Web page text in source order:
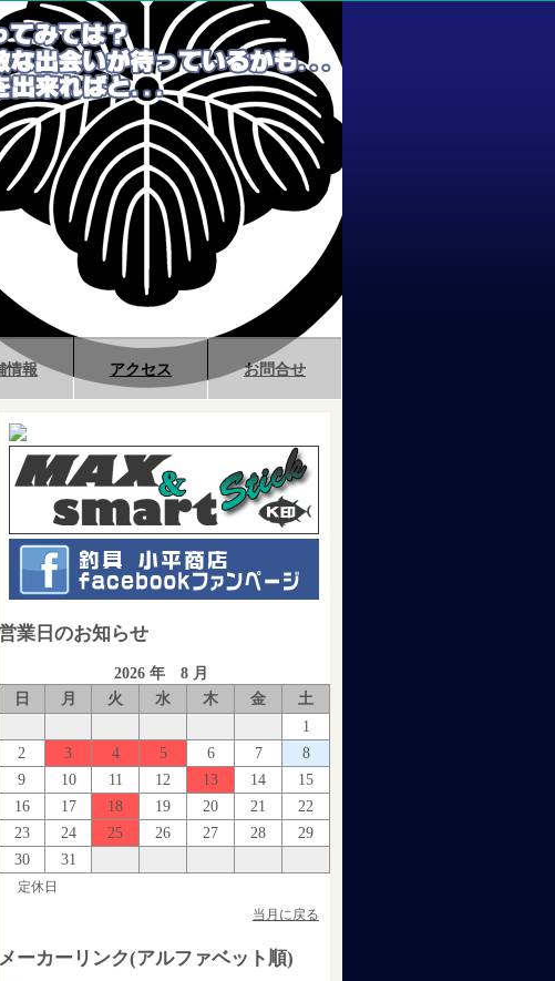
情報 アクセス お問合せ
業日のお知らせ
2026 年 8 月
日
月 火 水 木 金
土
1
2
3 4 5 6 7
8
9
10 11 12 13 14
15
16
17 18 19 20 21
22
23
24 25 26 27 28
29
30
31
定休日
当月に戻る
メーカーリンク(アルファベット順)